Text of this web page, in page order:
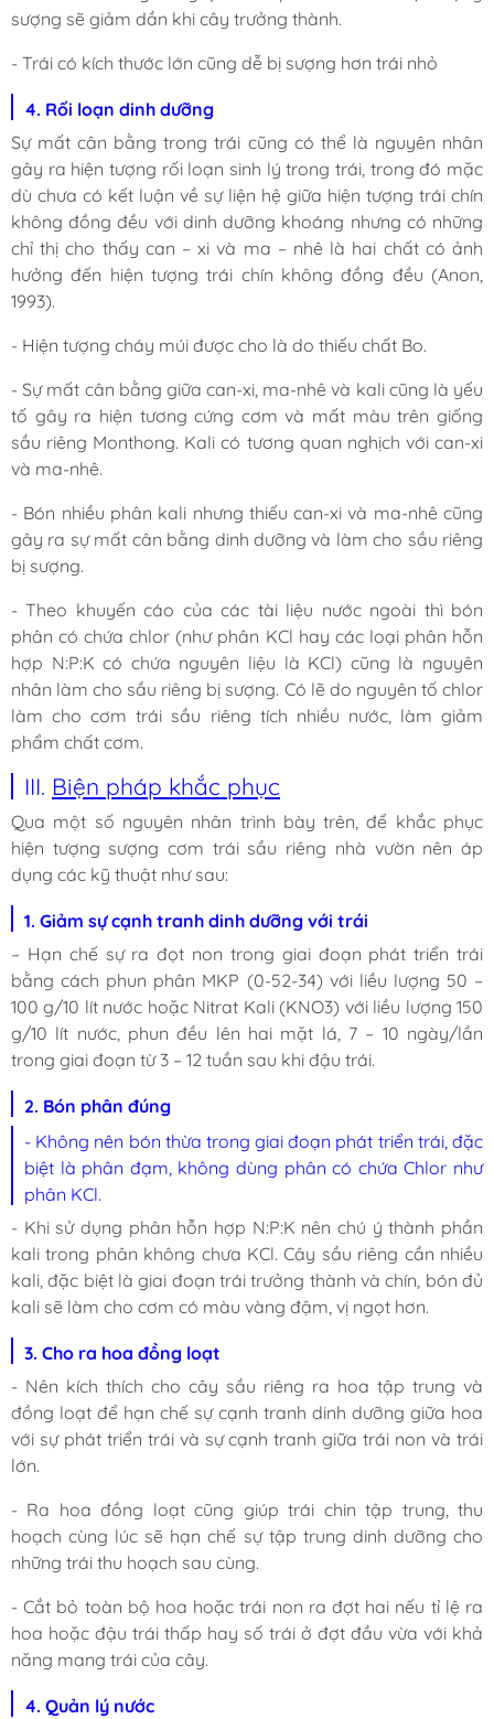
sượng sẽ giảm dần khi cây trưởng thành.
- Trái có kích thước lớn cũng dễ bị sượng hơn trái nhỏ
4. Rối loạn dinh dưỡng
Sự mất cân bằng trong trái cũng có thể là nguyên nhân
gây ra hiện tượng rối loạn sinh lý trong trái, trong đó mặc
dù chưa có kết luận về sự liện hệ giữa hiện tượng trái chín
không đồng đều với dinh dưỡng khoáng nhưng có những
chỉ thị cho thấy can – xi và ma – nhê là hai chất có ảnh
hưởng đến hiện tượng trái chín không đồng đều (Anon,
1993).
- Hiện tượng cháy múi được cho là do thiếu chất Bo.
- Sự mất cân bằng giữa can-xi, ma-nhê và kali cũng là yếu
tố gây ra hiện tương cứng cơm và mất màu trên giống
sầu riêng Monthong. Kali có tương quan nghịch với can-xi
và ma-nhê.
- Bón nhiều phân kali nhưng thiếu can-xi và ma-nhê cũng
gây ra sự mất cân bằng dinh dưỡng và làm cho sầu riêng
bị sượng.
- Theo khuyến cáo của các tài liệu nước ngoài thì bón
phân có chứa chlor (như phân KCl hay các loại phân hỗn
hợp N:P:K có chứa nguyên liệu là KCl) cũng là nguyên
nhân làm cho sầu riêng bị sượng. Có lẽ do nguyên tố chlor
làm cho cơm trái sầu riêng tích nhiều nước, làm giảm
phẩm chất cơm.
III. Biện pháp khắc phục
Qua một số nguyên nhân trình bày trên, để khắc phục
hiện tượng sượng cơm trái sầu riêng nhà vườn nên áp
dụng các kỹ thuật như sau:
1. Giảm sự cạnh tranh dinh dưỡng với trái
– Hạn chế sự ra đọt non trong giai đoạn phát triển trái
bằng cách phun phân MKP (0-52-34) với liều lượng 50 –
100 g/10 lít nước hoặc Nitrat Kali (KNO3) với liều lượng 150
g/10 lít nước, phun đều lên hai mặt lá, 7 – 10 ngày/lần
trong giai đoạn từ 3 – 12 tuần sau khi đậu trái.
2. Bón phân đúng
- Không nên bón thừa trong giai đoạn phát triển trái, đặc
biệt là phân đạm, không dùng phân có chứa Chlor như
phân KCl.
- Khi sử dụng phân hỗn hợp N:P:K nên chú ý thành phần
kali trong phân không chưa KCl. Cây sầu riêng cần nhiều
kali, đặc biệt là giai đoạn trái trưởng thành và chín, bón đủ
kali sẽ làm cho cơm có màu vàng đậm, vị ngọt hơn.
3. Cho ra hoa đồng loạt
- Nên kích thích cho cây sầu riêng ra hoa tập trung và
đồng loạt để hạn chế sự cạnh tranh dinh dưỡng giữa hoa
với sự phát triển trái và sự cạnh tranh giữa trái non và trái
lớn.
- Ra hoa đồng loạt cũng giúp trái chin tập trung, thu
hoạch cùng lúc sẽ hạn chế sự tập trung dinh dưỡng cho
những trái thu hoạch sau cùng.
- Cắt bỏ toàn bộ hoa hoặc trái non ra đợt hai nếu tỉ lệ ra
hoa hoặc đậu trái thấp hay số trái ở đợt đầu vừa với khả
năng mang trái của cây.
4. Quản lý nước